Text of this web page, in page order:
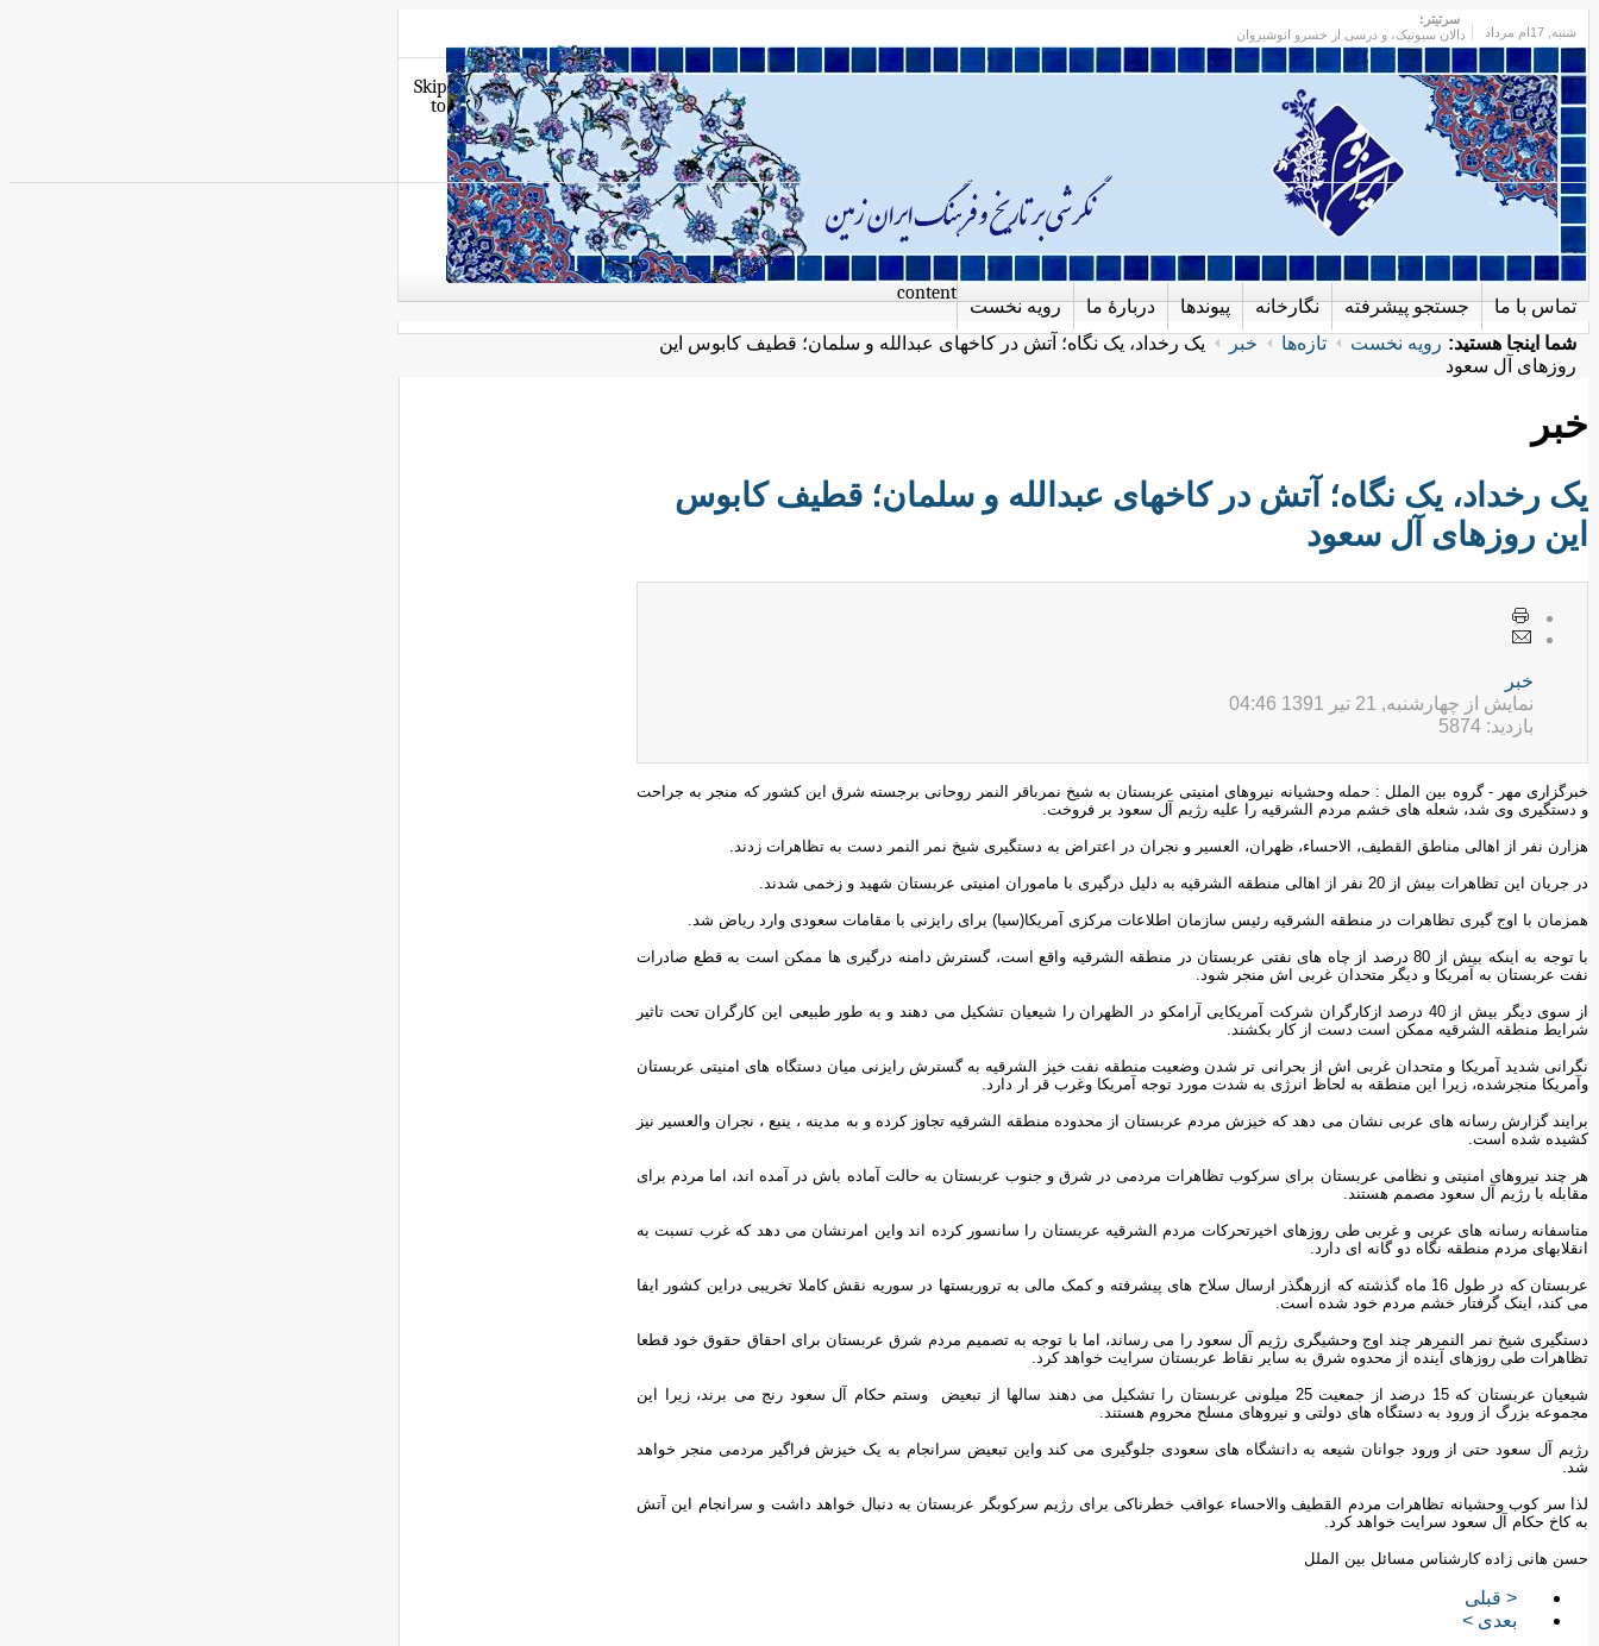
شنبه
سرتیتر:
دالان سیونیک، و درسی از خسرو انوشیروان
رویه نخست دربارهٔ ما پیوندها نگارخانه جستجو پیشرفته تماس با ما
Skip
to
content
شما اینجا هستید: رویه نخست تازه‌ها خبر
یک رخداد، یک نگاه؛ آتش در کاخهای عبدالله و سلمان؛ قطیف کابوس این
روزهای آل سعود
خبر
یک رخداد، یک نگاه؛ آتش در کاخهای عبدالله و سلمان؛ قطیف کابوس
این روزهای آل سعود
خبر
نمایش از چهارشنبه, 21 تیر 1391 04:46
بازدید: 5874
خبرگزاری مهر - گروه بین الملل : حمله وحشیانه نیروهای امنیتی عربستان به شیخ نمرباقر النمر روحانی برجسته شرق این کشور که منجر به جراحت
و دستگیری وی شد، شعله های خشم مردم الشرقیه را علیه رژیم آل سعود بر فروخت.
هزارن نفر از اهالی مناطق القطیف، الاحساء، ظهران، العسیر و نجران در اعتراض به دستگیری شیخ نمر النمر دست به تظاهرات زدند.
در جریان این تظاهرات بیش از 20 نفر از اهالی منطقه الشرقیه به دلیل درگیری با ماموران امنیتی عربستان شهید و زخمی شدند.
همزمان با اوج گیری تظاهرات در منطقه الشرقیه رئیس سازمان اطلاعات مرکزی آمریکا(سیا) برای رایزنی با مقامات سعودی وارد ریاض شد.
با توجه به اینکه بیش از 80 درصد از چاه های نفتی عربستان در منطقه الشرقیه واقع است، گسترش دامنه درگیری ها ممکن است به قطع صادرات
نفت عربستان به آمریکا و دیگر متحدان غربی اش منجر شود.
از سوی دیگر بیش از 40 درصد ازکارگران شرکت آمریکایی آرامکو در الظهران را شیعیان تشکیل می دهند و به طور طبیعی این کارگران تحت تاثیر
شرایط منطقه الشرقیه ممکن است دست از کار بکشند.
نگرانی شدید آمریکا و متحدان غربی اش از بحرانی تر شدن وضعیت منطقه نفت خیز الشرقیه به گسترش رایزنی میان دستگاه های امنیتی عربستان
وآمریکا منجرشده، زیرا این منطقه به لحاظ انرژی به شدت مورد توجه آمریکا وغرب قر ار دارد.
برایند گزارش رسانه های عربی نشان می دهد که خیزش مردم عربستان از محدوده منطقه الشرقیه تجاوز کرده و به مدینه ، ینبع ، نجران والعسیر نیز
کشیده شده است.
هر چند نیروهای امنیتی و نظامی عربستان برای سرکوب تظاهرات مردمی در شرق و جنوب عربستان به حالت آماده باش در آمده اند، اما مردم برای
مقابله با رژیم آل سعود مصمم هستند.
متاسفانه رسانه های عربی و غربی طی روزهای اخیرتحرکات مردم الشرقیه عربستان را سانسور کرده اند واین امرنشان می دهد که غرب نسبت به
انقلابهای مردم منطقه نگاه دو گانه ای دارد.
عربستان که در طول 16 ماه گذشته که ازرهگذر ارسال سلاح های پیشرفته و کمک مالی به تروریستها در سوریه نقش کاملا تخریبی دراین کشور ایفا
می کند، اینک گرفتار خشم مردم خود شده است.
دستگیری شیخ نمر النمرهر چند اوج وحشیگری رژیم آل سعود را می رساند، اما با توجه به تصمیم مردم شرق عربستان برای احقاق حقوق خود قطعا
تظاهرات طی روزهای آینده از محدوه شرق به سایر نقاط عربستان سرایت خواهد کرد.
شیعیان عربستان که 15 درصد از جمعیت 25 میلونی عربستان را تشکیل می دهند سالها از تبعیض وستم حکام آل سعود رنج می برند، زیرا این
مجموعه بزرگ از ورود به دستگاه های دولتی و نیروهای مسلح محروم هستند.
رژیم آل سعود حتی از ورود جوانان شیعه به دانشگاه های سعودی جلوگیری می کند واین تبعیض سرانجام به یک خیزش فراگیر مردمی منجر خواهد
شد.
لذا سر کوب وحشیانه تظاهرات مردم القطیف والاحساء عواقب خطرناکی برای رژیم سرکوبگر عربستان به دنبال خواهد داشت و سرانجام این آتش
به کاخ حکام آل سعود سرایت خواهد کرد.
حسن هانی زاده کارشناس مسائل بین الملل
< قبلی
بعدی >